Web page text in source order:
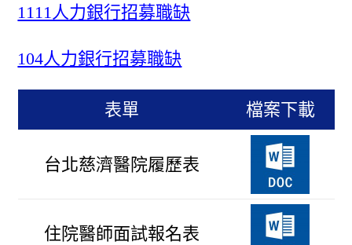
1111人力銀行招募職缺
104人力銀行招募職缺
表單 檔案下載
台北慈濟醫院履歷表
住院醫師面試報名表